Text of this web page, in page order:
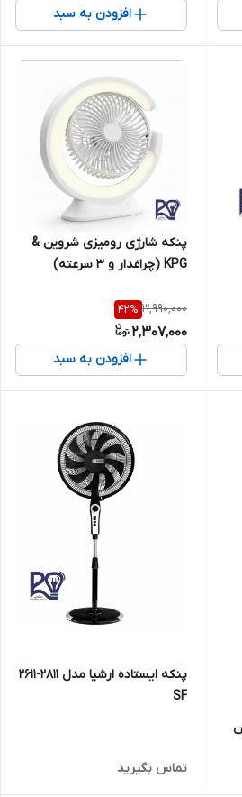
افزودن به سبد
پنکه شارژی رومیزی شروین &
KPG (چراغدار و ۳ سرعته)
3,990,000
42%
2,307,000
افزودن به سبد
پنکه ایستاده ارشیا مدل ۲۸۱۱-2611
SF
تماس بگیرید